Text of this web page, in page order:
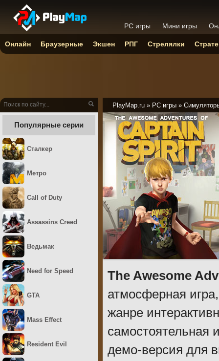
PlayMap.ru » PC игры »
The Awesome
атмосферная
жанре
самостоятельная
демо-версия для
Популярные серии
Сталкер
Метро
Call of Duty
Assassins Creed
Ведьмак
Need for Speed
GTA
Mass Effect
Resident Evil
PC игры Мини игры
Онлайн Браузерные Экшен РПГ Стрелялки